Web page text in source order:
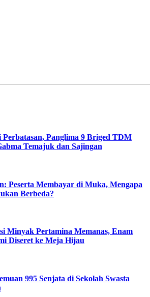
Perbatasan, Panglima 9 Briged TDM
Temajuk dan Sajingan
Peserta Membayar di Muka, Mengapa
Berbeda?
Minyak Pertamina Memanas, Enam
Diseret ke Meja Hijau
995 Senjata di Sekolah Swasta